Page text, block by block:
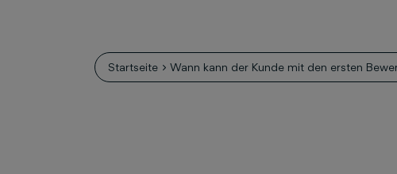
Startseite Wann kann der Kunde mit den ersten